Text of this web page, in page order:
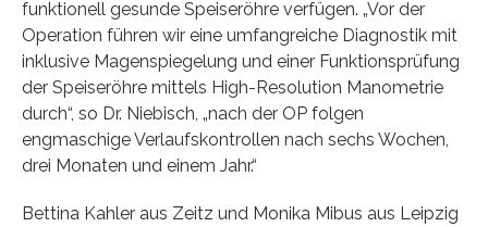
funktionell gesunde Speiseröhre verfügen. „Vor der
Operation führen wir eine umfangreiche Diagnostik mit
inklusive Magenspiegelung und einer Funktionsprüfung
der Speiseröhre mittels High-Resolution Manometrie
durch“, so Dr. Niebisch, „nach der OP folgen
engmaschige Verlaufskontrollen nach sechs Wochen,
drei Monaten und einem Jahr.“
Bettina Kahler aus Zeitz und Monika Mibus aus Leipzig